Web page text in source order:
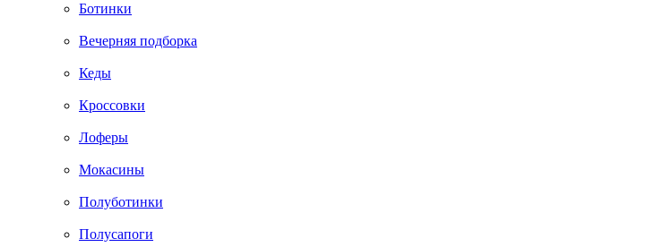
Ботинки
Вечерняя подборка
Кеды
Кроссовки
Лоферы
Мокасины
Полуботинки
Полусапоги